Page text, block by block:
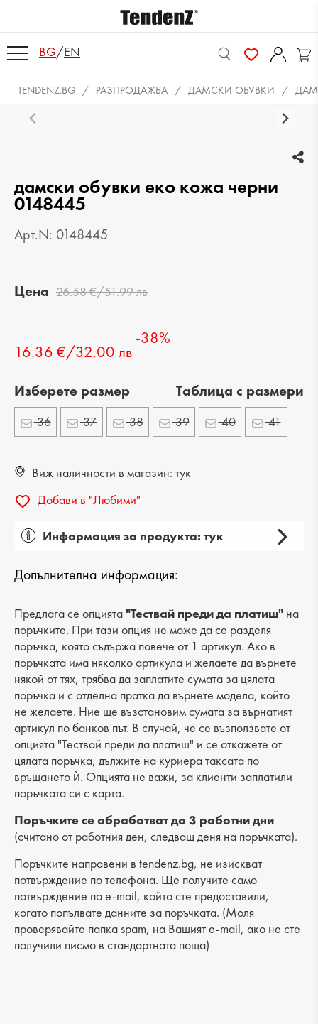
BG/EN
TENDENZ.BG РАЗПРОДАЖБА ДАМСКИ ОБУВКИ
дамски обувки еко кожа черни
0148445
Арт.N: 0148445
Цена 26.58 €/51.99 лв
16.36 €/32.00 лв
-38%
Изберете размер Tаблица с размери
36 37 38 39 40 41
Виж наличности в магазин: тук
Добави в "Любими"
Информация за продукта: тук
Вид на продукта: ежедневни
Категория: обувки
Лицев материал: еко кожа
Хастар: еко кожа
Ходило/Подметка: ток
Вид стелка: естествена кожа
Височина на тока: 3 cm
Разстояние от петата до горната част: 6 cm
Допълнителна информация:
Предлага се опцията"Тествай преди да платиш" на
поръчките. При тази опция не може да се разделя
поръчка, която съдържа повече от 1 артикул. Ако в
поръчката има няколко артикула и желаете да върнете
някой от тях, трябва да заплатите сумата за цялата
поръчка и с отделна пратка да върнете модела, който
не желаете. Ние ще възстановим сумата за върнатият
артикул по банков път. В случай, че се възползвате от
опцията "Тествай преди да платиш" и се откажете от
цялата поръчка, дължите на куриера таксата по
връщането ѝ. Опцията не важи, за клиенти заплатили
поръчката си с карта.
Поръчките се обработват до 3 работни дни
(считано от работния ден, следващ деня на поръчката).
Поръчките направени в tendenz.bg, не изискват
потвърждение по телефона. Ще получите само
потвърждение по e-mail, който сте предоставили,
когато попълвате данните за поръчката. (Моля
проверявайте папка spam, на Вашият e-mail, ако не сте
получили писмо в стандартната поща)